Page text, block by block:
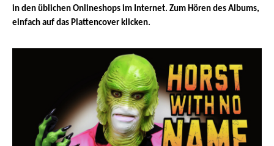
in den üblichen Onlineshops im Internet. Zum Hören des Albums,
einfach auf das Plattencover klicken.